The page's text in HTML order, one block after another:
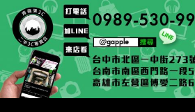
至
內
容